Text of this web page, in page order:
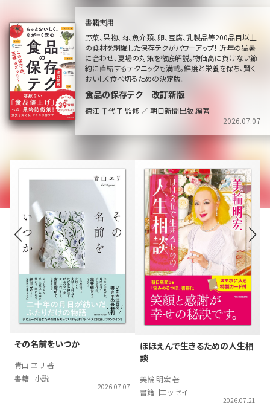
書籍実用
野菜、果物、肉、魚介類、卵、豆腐、乳製品等200品目以上
の食材を網羅した保存テクがパワーアップ！ 近年の猛暑
に合わせ、夏場の対策を徹底解説。物価高に負けない節
約に直結するテクニックも満載。鮮度と栄養を保ち、賢く
おいしく食べ切るための決定版。
食品の保存テク 改訂新版
徳江 千代子 監修 ／ 朝日新聞出版 編著
2026.07.07
その名前をいつか
青山 ヱリ 著
書籍 小説
2026.07.07
ほほえんで生きるための人生相
談
美輪 明宏 著
書籍 エッセイ
2026.07.21